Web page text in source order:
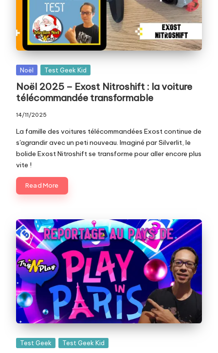
o
m
Posted
Noël Test Geek Kid
Noël 2025 – Exost Nitroshift : la voiture
télécommandée transformable
14/11/2025
La famille des voitures télécommandées Exost continue de
s'agrandir avec un peti nouveau. Imaginé par Silverlit, le
bolide Exost Nitroshift se transforme pour aller encore plus
vite !
Read More
Posted
Test Geek Test Geek Kid